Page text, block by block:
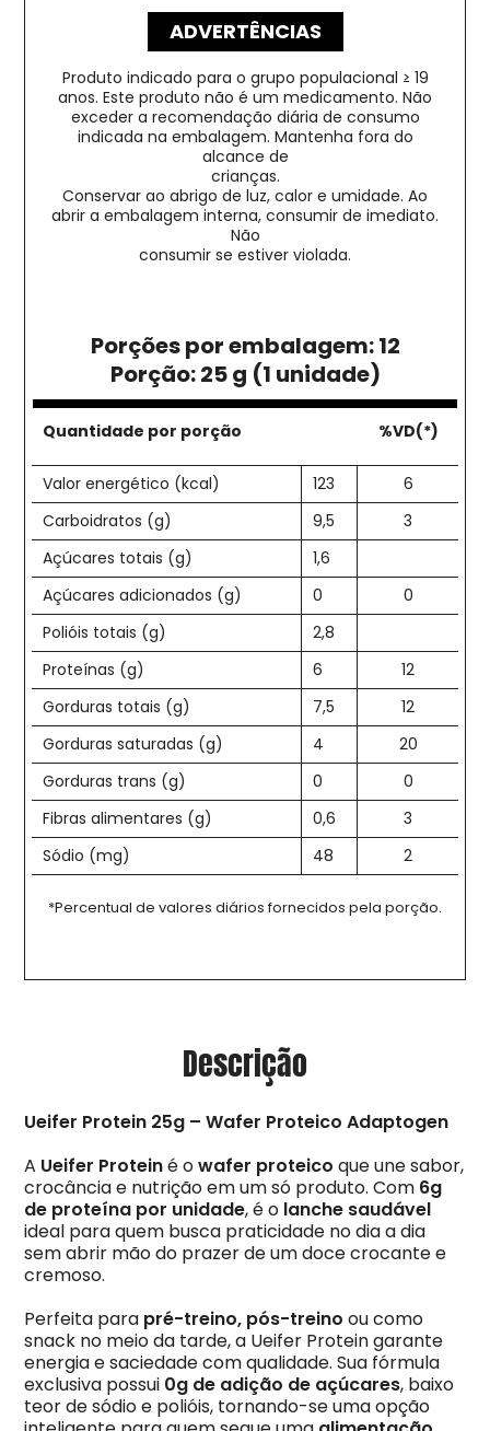
ADVERTÊNCIAS
Produto indicado para o grupo populacional ≥ 19
anos. Este produto não é um medicamento. Não
exceder a recomendação diária de consumo
indicada na embalagem. Mantenha fora do
alcance de
crianças.
Conservar ao abrigo de luz, calor e umidade. Ao
abrir a embalagem interna, consumir de imediato.
Não
consumir se estiver violada.
Porções por embalagem: 12
Porção: 25 g (1 unidade)
Quantidade por porção %VD(*)
Valor energético (kcal) 123
6
Carboidratos (g)
9,5
3
Açúcares totais (g)
1,6
Açúcares adicionados (g)
0
0
Polióis totais (g)
2,8
Proteínas (g)
6
12
Gorduras totais (g)
7,5
12
Gorduras saturadas (g)
4
20
Gorduras trans (g)
0
0
Fibras alimentares (g)
0,6
3
Sódio (mg)
48 2
*Percentual de valores diários fornecidos pela porção.
Descrição
Ueifer Protein 25g – Wafer Proteico Adaptogen
A Ueifer Proteiné owafer proteico que une sabor,
crocância e nutrição em um só produto. Com 6g
de proteína por unidade, é o lanche saudável
ideal para quem busca praticidade no dia a dia
sem abrir mão do prazer de um doce crocante e
cremoso.
Perfeita para pré-treino, pós-treino ou como
snack no meio da tarde, a Ueifer Protein garante
energia e saciedade com qualidade. Sua fórmula
exclusiva possui 0g de adição de açúcares, baixo
teor de sódio e polióis, tornando-se uma opção